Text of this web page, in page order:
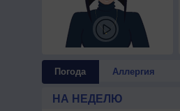
Погода Аллергия
НА НЕДЕЛЮ